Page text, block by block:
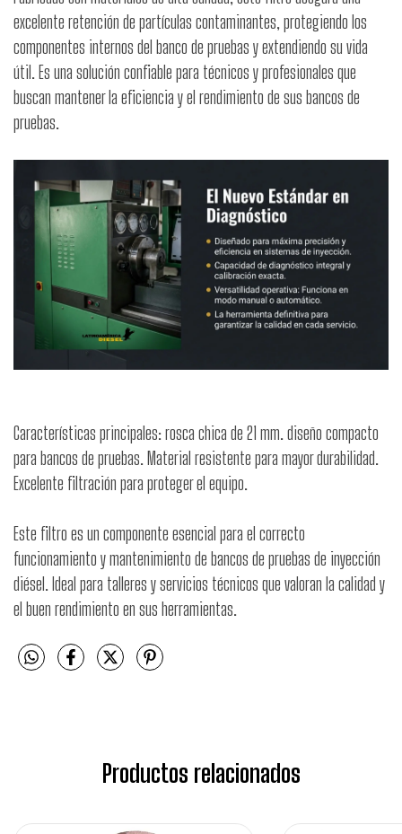
excelente retención de partículas contaminantes, protegiendo los
componentes internos del banco de pruebas y extendiendo su vida
útil. Es una solución confiable para técnicos y profesionales que
buscan mantener la eficiencia y el rendimiento de sus bancos de
pruebas.
Características principales: rosca chica de 21 mm. diseño compacto
para bancos de pruebas. Material resistente para mayor durabilidad.
Excelente filtración para proteger el equipo.
Este filtro es un componente esencial para el correcto
funcionamiento y mantenimiento de bancos de pruebas de inyección
diésel. Ideal para talleres y servicios técnicos que valoran la calidad y
el buen rendimiento en sus herramientas.
Productos relacionados